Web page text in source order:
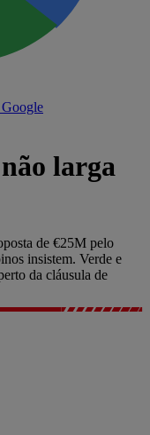
larga
de €25M pelo
insistem. Verde e
da cláusula de